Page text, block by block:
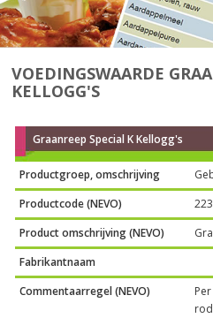
VOEDINGSWAARDE
KELLOGG'S
Graanreep Special K Kellogg's
Productgroep, omschrijving
Productcode (NEVO)
Product omschrijving (NEVO)
Fabrikantnaam
Commentaarregel (NEVO)